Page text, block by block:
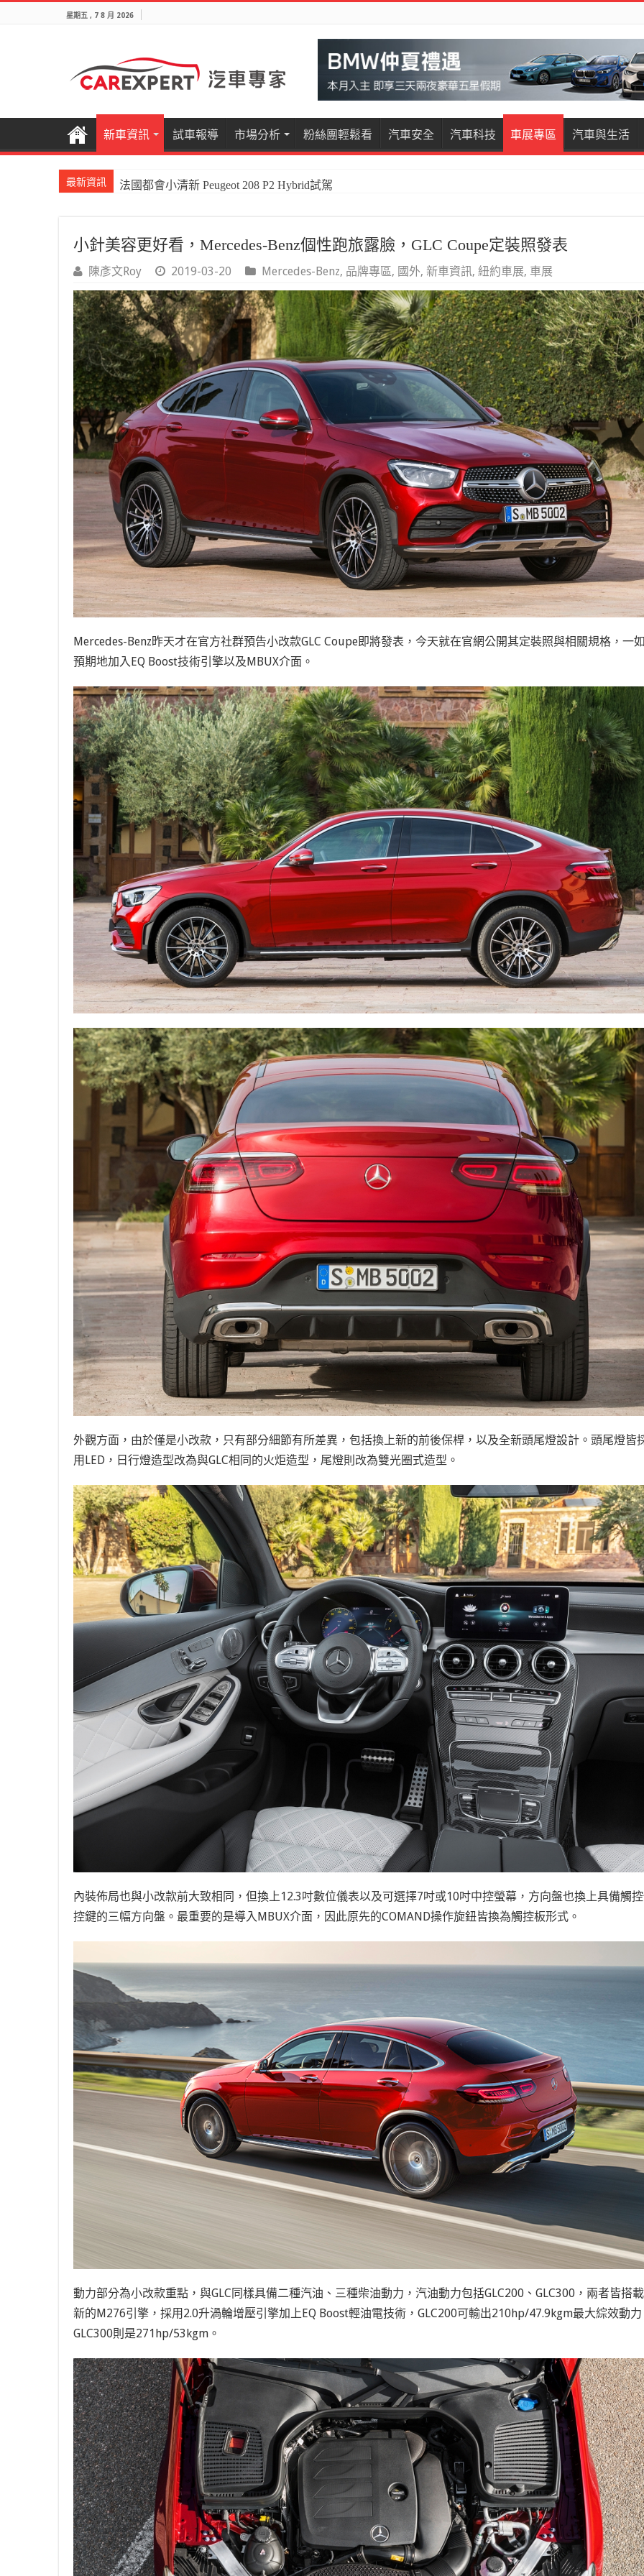
星期五 , 7 8 月 2026
新車資訊 試車報導 市場分析 粉絲團輕鬆看 汽車安全 汽車科技 車展專區 汽車與生活
最新資訊 國產電油休旅新王者Honda CR-V e:HEV Prestige試駕
小針美容更好看，Mercedes-Benz個性跑旅露臉，GLC Coupe定裝照發表
陳彥文Roy 2019-03-20 Mercedes-Benz, 品牌專區, 國外, 新車資訊, 紐約車展, 車展
Mercedes-Benz昨天才在官方社群預告小改款GLC Coupe即將發表，今天就在官網公開其定裝照與相關規格，一
預期地加入EQ Boost技術引擎以及MBUX介面。
外觀方面，由於僅是小改款，只有部分細節有所差異，包括換上新的前後保桿，以及全新頭尾燈設計。頭尾燈皆
用LED，日行燈造型改為與GLC相同的火炬造型，尾燈則改為雙光圈式造型。
內裝佈局也與小改款前大致相同，但換上12.3吋數位儀表以及可選擇7吋或10吋中控螢幕，方向盤也換上具備觸
控鍵的三幅方向盤。最重要的是導入MBUX介面，因此原先的COMAND操作旋鈕皆換為觸控板形式。
動力部分為小改款重點，與GLC同樣具備二種汽油、三種柴油動力，汽油動力包括GLC200、GLC300，兩者皆搭載
新的M276引擎，採用2.0升渦輪增壓引擎加上EQ Boost輕油電技術，GLC200可輸出210hp/47.9kgm最大綜效動
GLC300則是271hp/53kgm。